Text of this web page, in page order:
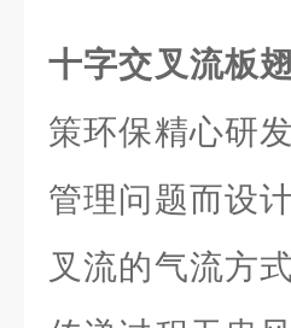
十字交叉流板
策环保精心研
管理问题而设
叉流的气流方